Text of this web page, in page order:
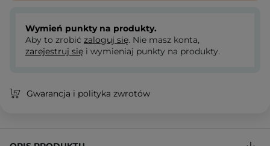
Wymień punkty na produkty.
Aby to zrobić zaloguj się. Nie masz konta,
zarejestruj się i wymieniaj punkty na produkty.
Gwarancja i polityka zwrotów